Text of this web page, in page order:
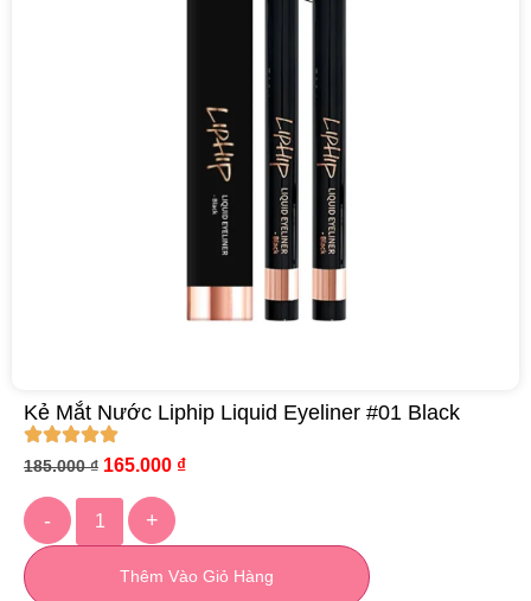
Kẻ Mắt Nước Liphip Liquid Eyeliner #01 Black
185.000₫ 165.000 ₫
- +
Thêm Vào Giỏ Hàng